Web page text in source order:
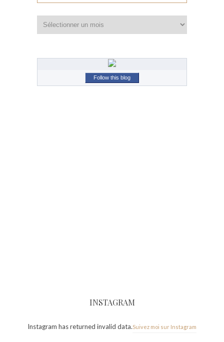
Follow this blog
INSTAGRAM
Instagram has returned invalid data.Suivez moi sur Instagram